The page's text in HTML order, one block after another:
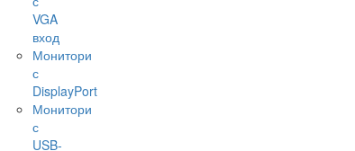
VGA
вход
Монитори
с
DisplayPort
Монитори
с
USB-